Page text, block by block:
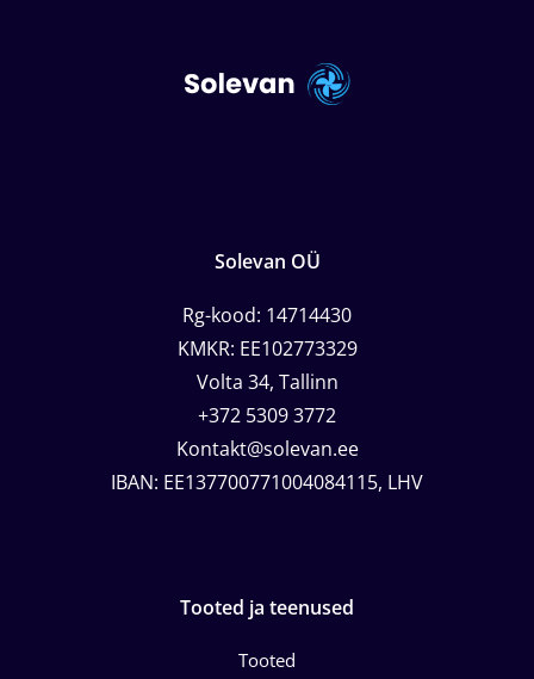
Solevan OÜ
Rg-kood: 14714430
KMKR: EE102773329
Volta 34, Tallinn
+372 5309 3772
Kontakt@solevan.ee
IBAN: EE137700771004084115, LHV
Tooted ja teenused
Tooted